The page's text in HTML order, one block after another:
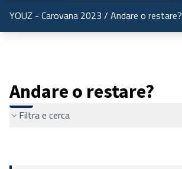
YOUZ - Carovana 2023 / Andare o restare?
Andare o restare?
Filtra e cerca